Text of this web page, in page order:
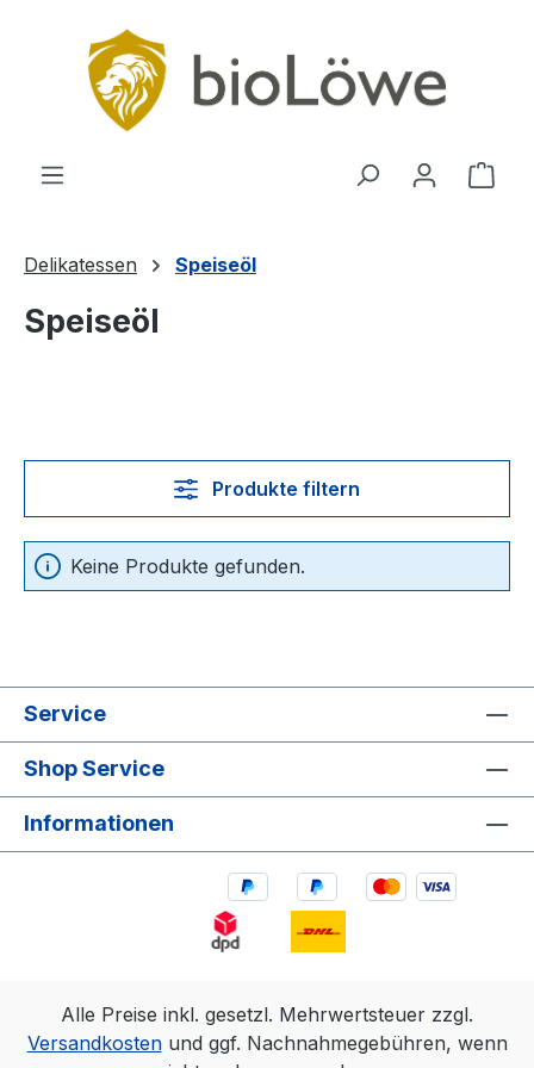
Zum Hauptinhalt springen
Delikatessen Speiseöl
Speiseöl
Produkte filtern
Keine Produkte gefunden.
Service
Shop Service
Informationen
Alle Preise inkl. gesetzl. Mehrwertsteuer zzgl.
Versandkostenund ggf. Nachnahmegebühren, wenn